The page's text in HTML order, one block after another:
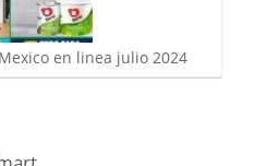
en linea julio 2024